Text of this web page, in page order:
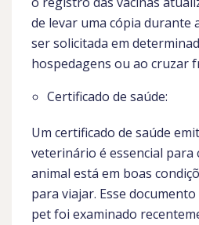
de levar uma cópia durante
ser solicitada em
hospedagens ou ao cruzar
Certificado de saúde:
Um certificado de saúde
veterinário é essencial para
animal está em boas
para viajar. Esse
pet foi examinado